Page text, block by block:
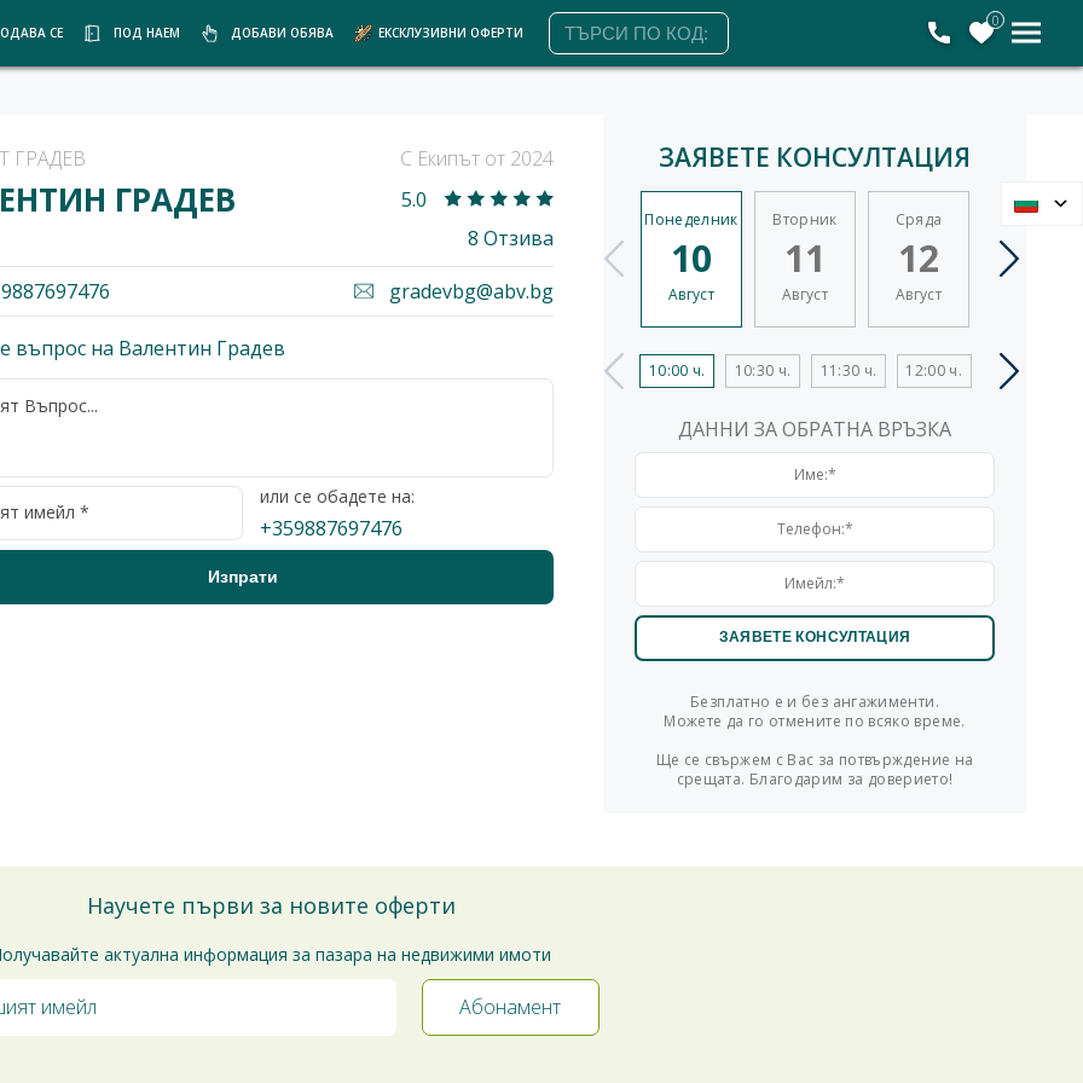
СЕ ПОД НАЕМ ДОБАВИ ОБЯВА ЕКСКЛУЗИВНИ ОФЕРТИ
0
ГРАДЕВ С Екипът от 2024
ГРАДЕВ
5.0
8 Отзива
gradevbg@abv.bg
въпрос на Валентин Градев
или се обадете на:
+359887697476
ЗАЯВЕТЕ КОНСУЛТАЦИЯ
Понеделник
10
Август
Вторник
11
Август
Сряда
12
Август
Четвъртък
13
10:00 ч. 10:30 ч. 11:30 ч. 12:00 ч. 13:00 ч.
ДАННИ ЗА ОБРАТНА ВРЪЗКА
Безплатно е и без ангажименти.
Можете да го отмените по всяко време.
Ще се свържем с Вас за потвърждение на
срещата. Благодарим за доверието!
Научете първи за новите оферти
актуална информация за пазара на недвижими имоти